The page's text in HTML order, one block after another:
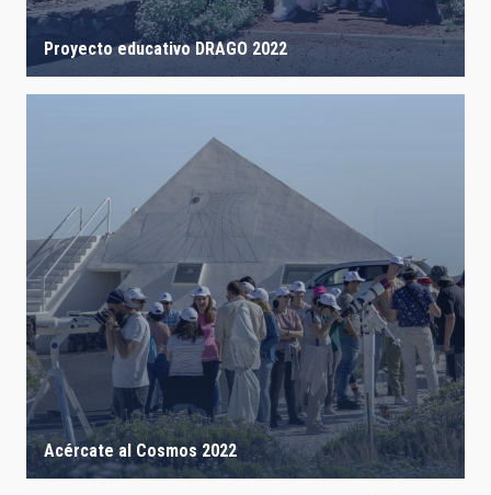
Proyecto educativo DRAGO 2022
Acércate al Cosmos 2022